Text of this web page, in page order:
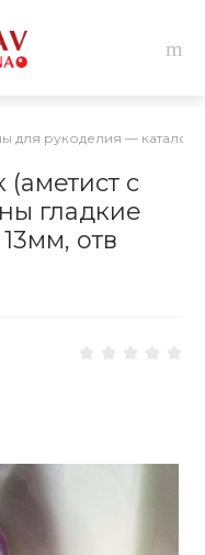
для рукоделия — каталог
с
гладкие
отв